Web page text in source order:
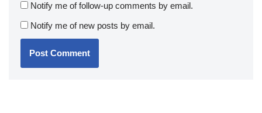
Notify me of follow-up comments by email.
Notify me of new posts by email.